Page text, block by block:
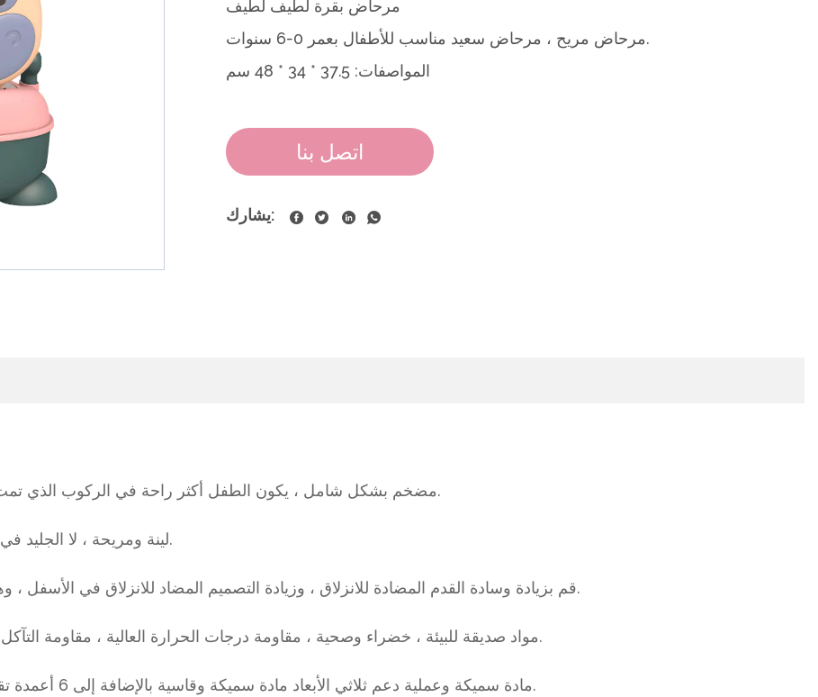
مرحاض بقرة لطيف لطيف
مرحاض مريح ، مرحاض سعيد مناسب للأطفال بعمر 0-6 سنوات.
المواصفات: 37.5 * 34 * 48 سم
اتصل بنا
يشارك:
1.مضخم بشكل شامل ، يكون الطفل أكثر راحة في الركوب الذي تمت ترقيته حديثًا وتوسيعه ، وهو أكثر استقرارًا وأكثر راحة.
2.Upgraded بو وسادة ، Q لينة ومريحة ، لا الجليد في الشتاء ، لا قائظ في الصيف.
3. قم بزيادة وسادة القدم المضادة للانزلاق ، وزيادة التصميم المضاد للانزلاق في الأسفل ، وهو أكثر أمانًا وثباتًا ويمنح الطفل تجربة أكثر أمانًا وراحة.
4-اختيار مواد PP ، مواد صديقة للبيئة ، خضراء وصحية ، مقاومة درجات الحرارة العالية ، مقاومة التآكل ، ثنائي الفينول أ مجاني وآمن وصحي.
5. مادة سميكة وعملية دعم ثلاثي الأبعاد مادة سميكة وقاسية بالإضافة إلى 6 أعمدة تقوية ، أكثر أمانًا واستقرارًا ، وليس من السهل التدحرج.